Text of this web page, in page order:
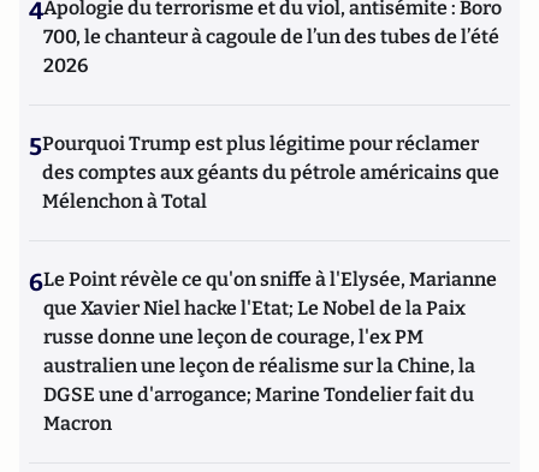
4Apologie du terrorisme et du viol, antisémite : Boro
700, le chanteur à cagoule de l’un des tubes de l’été
2026
5Pourquoi Trump est plus légitime pour réclamer
des comptes aux géants du pétrole américains que
Mélenchon à Total
6Le Point révèle ce qu'on sniffe à l'Elysée, Marianne
que Xavier Niel hacke l'Etat; Le Nobel de la Paix
russe donne une leçon de courage, l'ex PM
australien une leçon de réalisme sur la Chine, la
DGSE une d'arrogance; Marine Tondelier fait du
Macron